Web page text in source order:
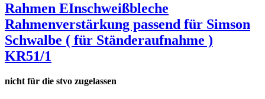
Rahmen EInschweißbleche
Rahmenverstärkung passend für Simson
Schwalbe ( für Ständeraufnahme )
KR51/1
nicht für die stvo zugelassen